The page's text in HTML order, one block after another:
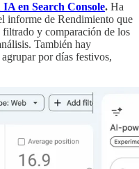
en Search Console. Ha
informe de Rendimiento que
y comparación de los
También hay
por días festivos,